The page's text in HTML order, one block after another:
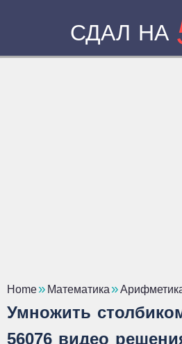
СДАЛ НА
Home Математика
Умножить
56076 видео